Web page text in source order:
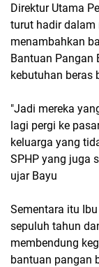
Direktur Utama
turut hadir dalam
menambahkan
Bantuan Pangan
kebutuhan beras
"Jadi mereka
lagi pergi ke
keluarga yang
SPHP yang juga
ujar Bayu
Sementara itu
sepuluh tahun
membendung
bantuan pangan